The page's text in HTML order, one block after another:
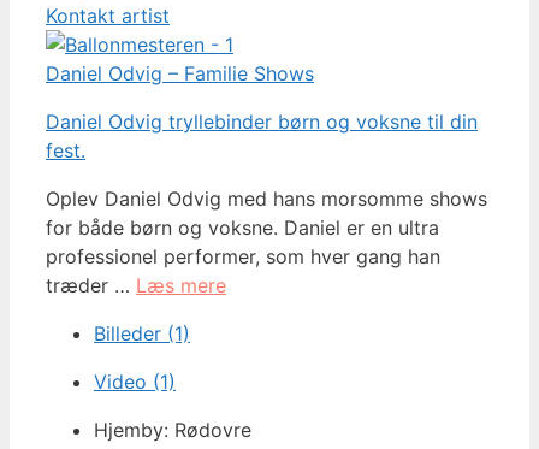
Kontakt artist
Daniel Odvig – Familie Shows
Daniel Odvig tryllebinder børn og voksne til din
fest.
Oplev Daniel Odvig med hans morsomme shows
for både børn og voksne. Daniel er en ultra
professionel performer, som hver gang han
træder … Læs mere
Billeder (1)
Video (1)
Hjemby: Rødovre